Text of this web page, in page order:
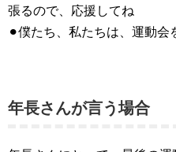
張るので、応援してね
⚫︎僕たち、私たちは、運動
年長さんが言う場合